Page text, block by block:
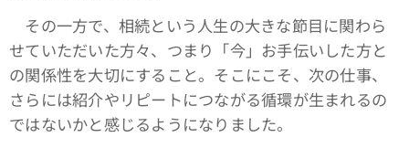
その一方で、相続という人生の大きな節目に関わら
せていただいた方々、つまり「今」お手伝いした方と
の関係性を大切にすること。そこにこそ、次の仕事、
さらには紹介やリピートにつながる循環が生まれるの
ではないかと感じるようになりました。